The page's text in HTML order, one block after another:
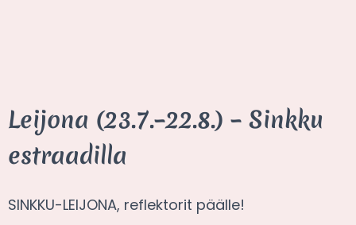
Leijona (23.7.–22.8.) – Sinkku
estraadilla
SINKKU-LEIJONA, reflektorit päälle!